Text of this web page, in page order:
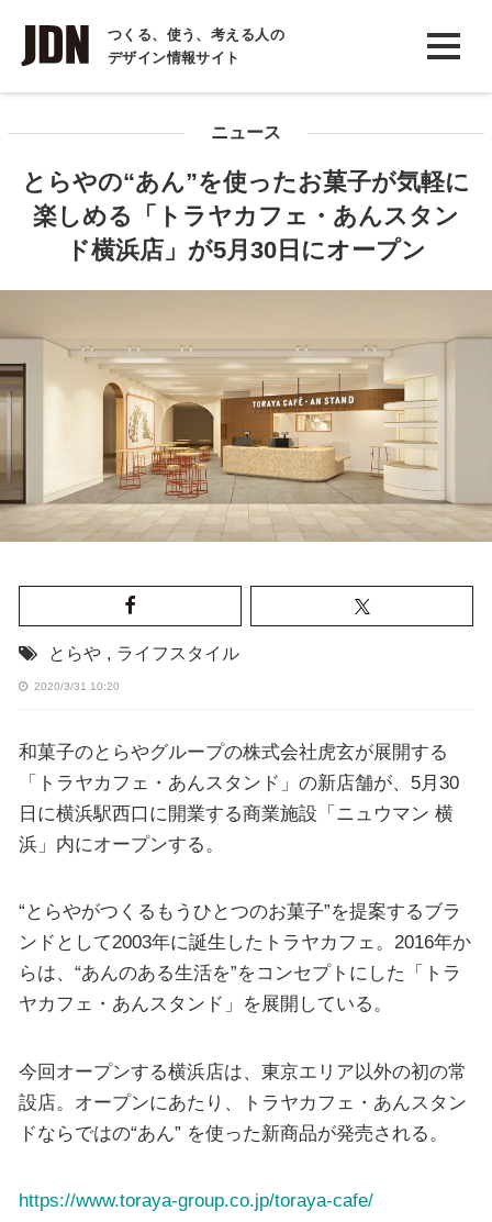
つくる、使う、考える人の
デザイン情報サイト
INTERVIEW
インタビュー
COLUMN
コラム
ニュース
とらやの“あん”を使ったお菓子が気軽に
楽しめる「トラヤカフェ・あんスタン
ド横浜店」が5月30日にオープン
とらや , ライフスタイル
2020/3/31 10:20
和菓子のとらやグループの株式会社虎玄が展開する
「トラヤカフェ・あんスタンド」の新店舗が、5月30
日に横浜駅西口に開業する商業施設「ニュウマン 横
浜」内にオープンする。
“とらやがつくるもうひとつのお菓子”を提案するブラ
ンドとして2003年に誕生したトラヤカフェ。2016年か
らは、“あんのある生活を”をコンセプトにした「トラ
ヤカフェ・あんスタンド」を展開している。
今回オープンする横浜店は、東京エリア以外の初の常
設店。オープンにあたり、トラヤカフェ・あんスタン
ドならではの“あん” を使った新商品が発売される。
https://www.toraya-group.co.jp/toraya-cafe/